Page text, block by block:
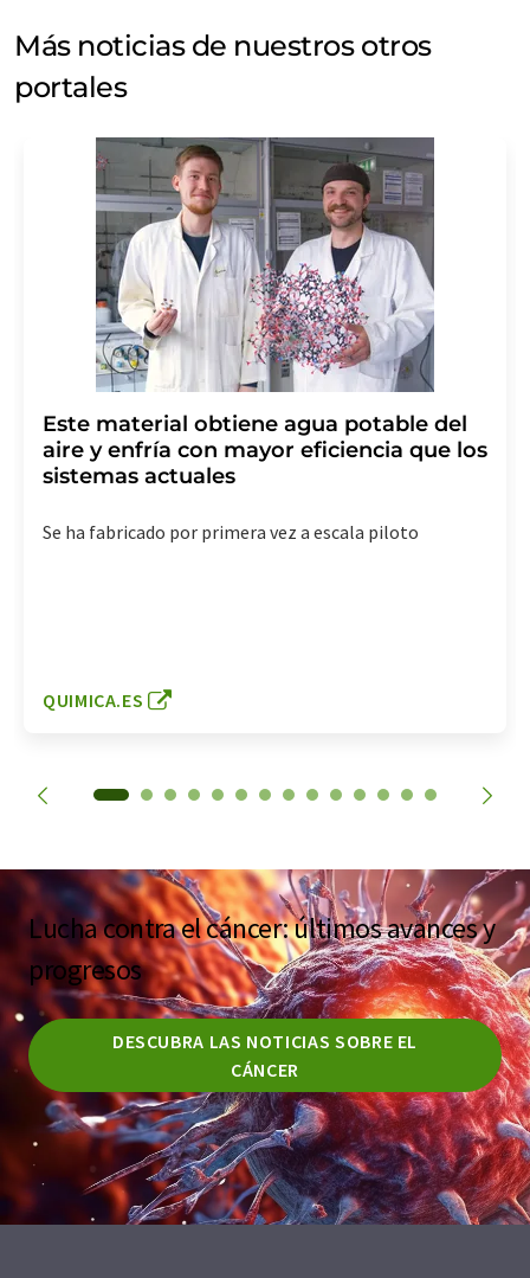
Más noticias de nuestros otros
portales
Este material obtiene agua potable del
aire y enfría con mayor eficiencia que los
sistemas actuales
Se ha fabricado por primera vez a escala piloto
QUIMICA.ES
Lucha contra el cáncer: últimos avances y
progresos
DESCUBRA LAS NOTICIAS SOBRE EL
CÁNCER